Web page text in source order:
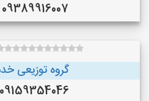
09389916007 (سنندج )
گروه توزیعی
09159354046 (بیرجند )